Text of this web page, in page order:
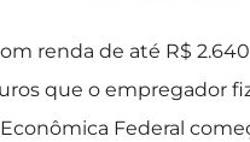
renda de até R$
que o empregador
Econômica Federal